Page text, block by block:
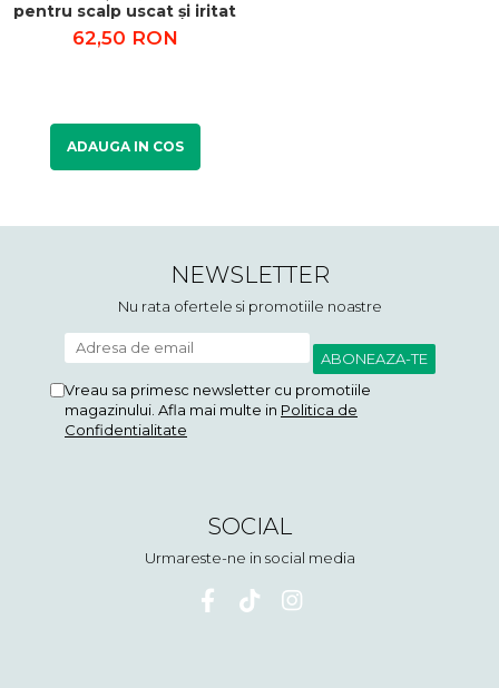
pentru scalp uscat și iritat
360 ml
62,50 RON
ADAUGA IN COS
NEWSLETTER
Nu rata ofertele si promotiile noastre
Vreau sa primesc newsletter cu promotiile
magazinului. Afla mai multe in Politica de
Confidentialitate
SOCIAL
Urmareste-ne in social media